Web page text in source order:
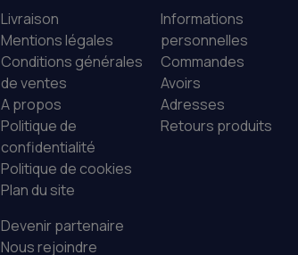
Livraison
Mentions légales
Conditions générales
de ventes
A propos
Politique de
confidentialité
Politique de cookies
Plan du site
Devenir partenaire
Nous rejoindre
Informations
personnelles
Commandes
Avoirs
Adresses
Retours produits